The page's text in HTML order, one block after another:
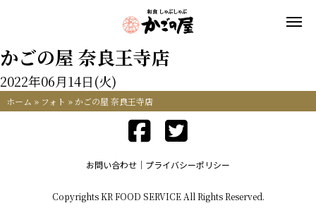
かごの屋 奈良王寺店
2022年06月14日(火)
ホーム » フォト » かごの屋 奈良王寺店
お問い合わせ プライバシーポリシー
Copyrights KR FOOD SERVICE All Rights Reserved.